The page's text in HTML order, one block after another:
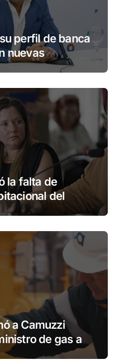
perfil de banca
nuevas
familias y
la falta de
del
deja afuera a
a Camuzzi
de gas a